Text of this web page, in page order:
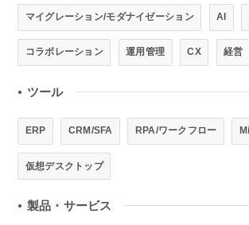
マイグレーション/モダナイゼーション AI
コラボレーション 運用管理 CX 経営
● ツール
ERP CRM/SFA RPA/ワークフロー
仮想デスクトップ
● 製品・サービス